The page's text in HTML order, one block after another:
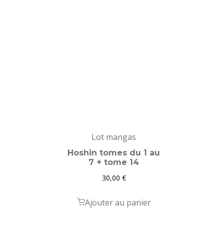
Lot mangas
Hoshin tomes du 1 au
7 + tome 14
30,00 €
Ajouter au panier